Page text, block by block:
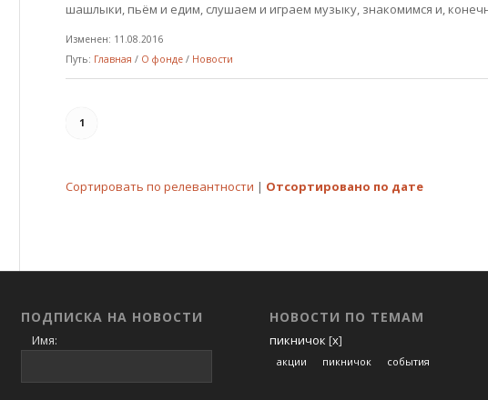
шашлыки, пьём и едим, слушаем и играем музыку, знакомимся и,
Изменен: 11.08.2016
Путь: Главная / О фонде / Новости
1
Сортировать по релевантности | Отсортировано по дате
ПОДПИСКА НА НОВОСТИ
Имя:
НОВОСТИ ПО ТЕМАМ
пикничок [x]
акции пикничок события